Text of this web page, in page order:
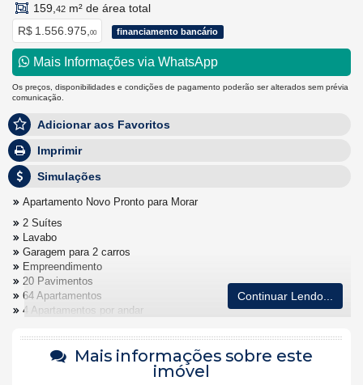
159, 42 m² de área total
R$ 1.556.975, 00 financiamento bancário
Mais Informações via WhatsApp
Os preços, disponibilidades e condições de pagamento poderão ser alterados sem prévia
comunicação.
Adicionar aos Favoritos
Imprimir
Simulações
Apartamento Novo Pronto para Morar
2 Suítes
Lavabo
Garagem para 2 carros
Empreendimento
20 Pavimentos
64 Apartamentos
4 Apartamentos por andar
3 Pavimentos de Garagem
Área construída: 8.987,58m²
Continuar Lendo...
Mais informações sobre este
imóvel